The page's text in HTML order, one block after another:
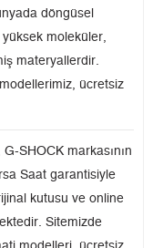
döngüsel
moleküler,
materyallerdir.
ücretsiz
SHOCK markasının
Saat garantisiyle
kutusu ve online
Sitemizde